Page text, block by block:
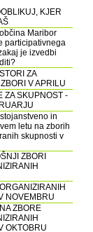
KJER
Maribor
participativnega
je izvedbi
ZA
V APRILU
ZA SKUPNOST -
in
letu na zborih
skupnosti v
ZBORI
NOVEMBRU
ZBORE
OKTOBRU